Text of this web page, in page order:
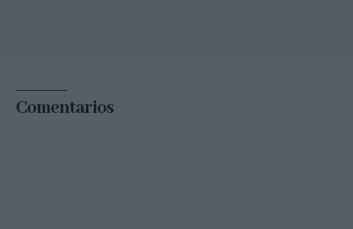
Comentarios